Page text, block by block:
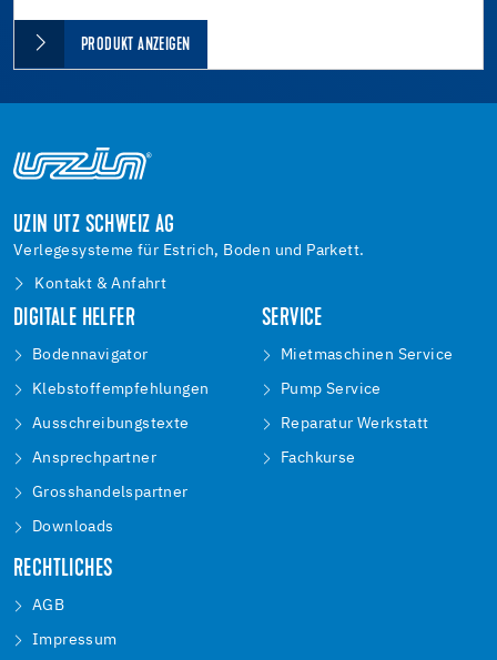
PRODUKT ANZEIGEN
UZIN UTZ SCHWEIZ AG
Verlegesysteme für Estrich, Boden und Parkett.
Kontakt & Anfahrt
DIGITALE HELFER
Bodennavigator
Klebstoffempfehlungen
Ausschreibungstexte
Ansprechpartner
Grosshandelspartner
Downloads
SERVICE
Mietmaschinen Service
Pump Service
Reparatur Werkstatt
Fachkurse
RECHTLICHES
AGB
Impressum